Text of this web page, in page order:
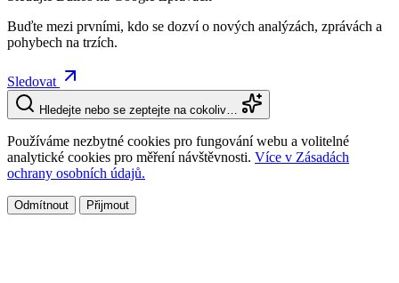
Buďte mezi prvními, kdo se dozví o nových analýzách, zprávách a
pohybech na trzích.
Sledovat
Hledejte nebo se zeptejte na cokoliv…
Používáme nezbytné cookies pro fungování webu a volitelné
analytické cookies pro měření návštěvnosti. Více v Zásadách
ochrany osobních údajů.
Odmítnout Přijmout